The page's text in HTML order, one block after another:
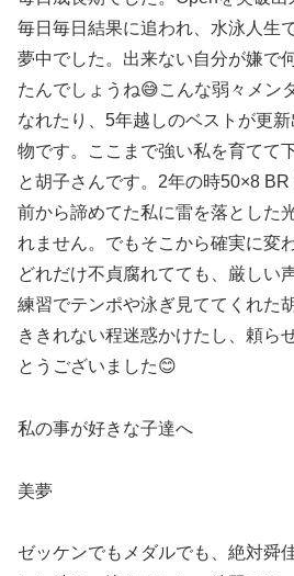
毎日毎日結果に追われ、水泳人生
夢中でした。出来ない自分が嫌で
たんでしょうね😅こんな弱々メン
なれたり、 5年越しのベストが更
物です。ここまで強い私を育てて
と胡子さんです。 2年の時50×8 BR
前から諦めてた私に雷を落とした
れません。でもそこから確実に変
どれだけ不貞腐れてても、厳しい
練習でテンポや泳ぎ見ててくれた
ききれない程迷惑かけたし、頼ら
とうございました😊
私の事が好きな子達へ
美
ゼッケンでもメダルでも、絶対舜